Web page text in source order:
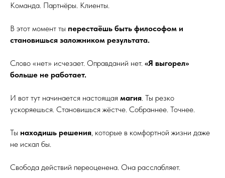
Команда. Партнёры. Клиенты.
В этот момент ты перестаёшь быть философом и
становишься заложником результата.
Слово «нет» исчезает. Оправданий нет. «Я выгорел»
больше не работает.
И вот тут начинается настоящая магия. Ты резко
ускоряешься. Становишься жёстче. Собраннее. Точнее.
Ты находишь решения, которые в комфортной жизни даже
не искал бы.
Свобода действий переоценена. Она расслабляет.